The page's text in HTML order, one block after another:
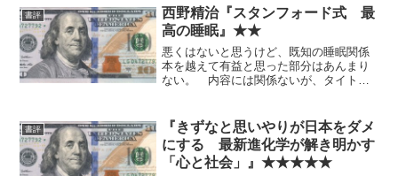
分も多い。ラストもちょっと唐突感あっ
ていまい...
書評
西野精治『スタンフォード式 最
高の睡眠』★★
悪くはないと思うけど、既知の睡眠関係
本を越えて有益と思った部分はあんまり
ない。 内容には関係ないが、タイトル
書評
『きずなと思いやりが日本をダメ
にする 最新進化学が解き明かす
「心と社会」』★★★★★